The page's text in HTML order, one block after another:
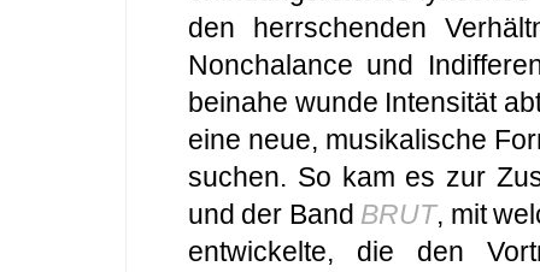
den herrschenden
Nonchalance und
beinahe wunde Intensität
eine neue, musikalische
suchen. So kam es zur
und der Band BRUT, mit
entwickelte, die den